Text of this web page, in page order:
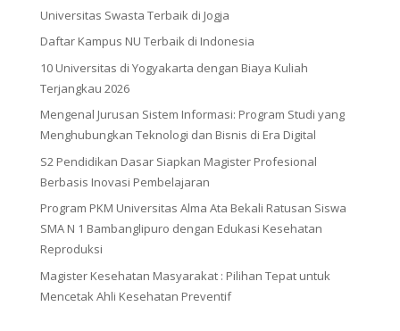
Universitas Swasta Terbaik di Jogja
Daftar Kampus NU Terbaik di Indonesia
10 Universitas di Yogyakarta dengan Biaya Kuliah
Terjangkau 2026
Mengenal Jurusan Sistem Informasi: Program Studi yang
Menghubungkan Teknologi dan Bisnis di Era Digital
S2 Pendidikan Dasar Siapkan Magister Profesional
Berbasis Inovasi Pembelajaran
Program PKM Universitas Alma Ata Bekali Ratusan Siswa
SMA N 1 Bambanglipuro dengan Edukasi Kesehatan
Reproduksi
Magister Kesehatan Masyarakat : Pilihan Tepat untuk
Mencetak Ahli Kesehatan Preventif